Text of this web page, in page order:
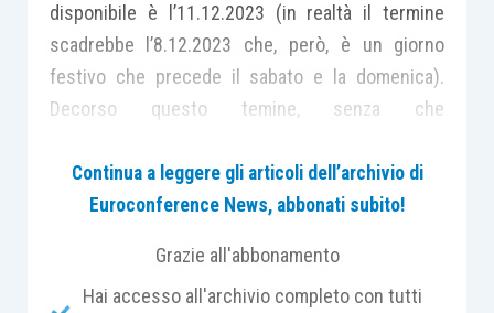
disponibile è l’11.12.2023 (in realtà il termine
scadrebbe l’8.12.2023 che, però, è un giorno
festivo che precede il sabato e la domenica).
Decorso questo temine, senza che
incaricato a tale incombenza) abbia eseguito
l’adempimento in rassegna,scatteranno le
dell’organo amministrativo.L’importo delle
sanzioni è ridotto sel’adempimento tardivo è
Continua a leggere gli articoli dell’archivio di
Euroconference News, abbonati subito!
Grazie all'abbonamento
Hai accesso all'archivio completo con tutti